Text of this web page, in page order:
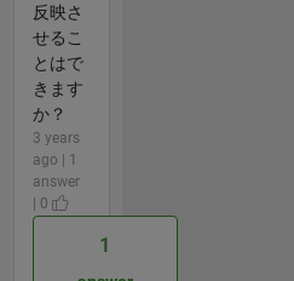
反映さ
せるこ
とはで
きます
か？
3 years
ago | 1
answer
| 0
1